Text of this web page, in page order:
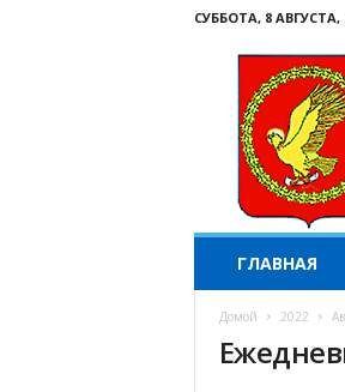
СУББОТА, 8 АВГУСТА,
ш
ГЛАВНАЯ
Домой 2022